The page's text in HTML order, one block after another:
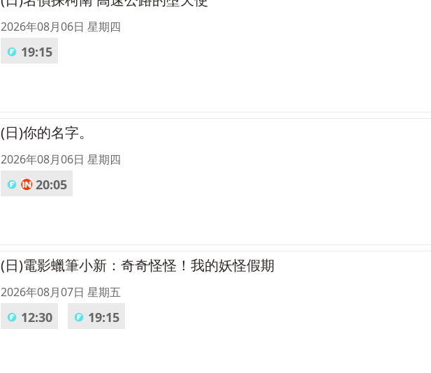
2026年08月06日 星期四
19:15
(日)你的名字。
2026年08月06日 星期四
20:05
(日)電影蠟筆小新：奇奇怪怪！我的妖怪假期
2026年08月07日 星期五
12:30 19:15